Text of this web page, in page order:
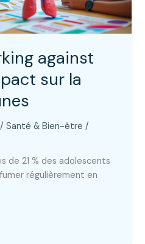
against
sur la
/Santé & Bien-être /
de 21 % des adolescents
régulièrement en